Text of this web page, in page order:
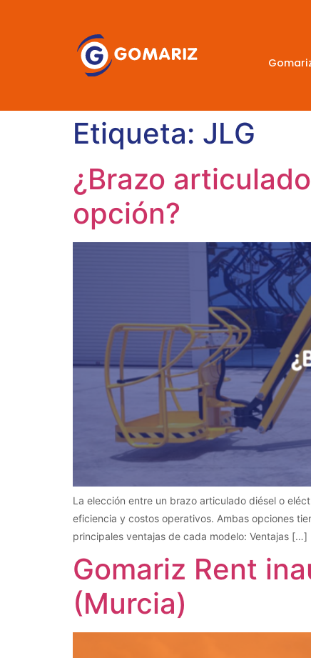
Etiqueta: JLG
¿Brazo
opción?
La elección entre un brazo articulado diésel o
eficiencia y costos operativos. Ambas opciones
principales ventajas de cada modelo: Ventajas […]
Gomariz Rent
(Murcia)